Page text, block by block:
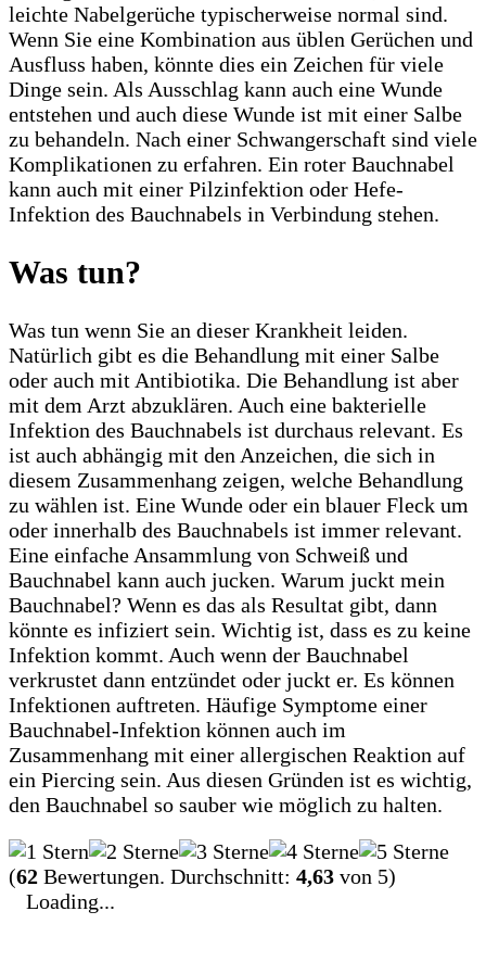
leichte Nabelgerüche typischerweise normal sind.
Wenn Sie eine Kombination aus üblen Gerüchen und
Ausfluss haben, könnte dies ein Zeichen für viele
Dinge sein. Als Ausschlag kann auch eine Wunde
entstehen und auch diese Wunde ist mit einer Salbe
zu behandeln. Nach einer Schwangerschaft sind viele
Komplikationen zu erfahren. Ein roter Bauchnabel
kann auch mit einer Pilzinfektion oder Hefe-
Infektion des Bauchnabels in Verbindung stehen.
Was tun?
Was tun wenn Sie an dieser Krankheit leiden.
Natürlich gibt es die Behandlung mit einer Salbe
oder auch mit Antibiotika. Die Behandlung ist aber
mit dem Arzt abzuklären. Auch eine bakterielle
Infektion des Bauchnabels ist durchaus relevant. Es
ist auch abhängig mit den Anzeichen, die sich in
diesem Zusammenhang zeigen, welche Behandlung
zu wählen ist. Eine Wunde oder ein blauer Fleck um
oder innerhalb des Bauchnabels ist immer relevant.
Eine einfache Ansammlung von Schweiß und
Bauchnabel kann auch jucken. Warum juckt mein
Bauchnabel? Wenn es das als Resultat gibt, dann
könnte es infiziert sein. Wichtig ist, dass es zu keine
Infektion kommt. Auch wenn der Bauchnabel
verkrustet dann entzündet oder juckt er. Es können
Infektionen auftreten. Häufige Symptome einer
Bauchnabel-Infektion können auch im
Zusammenhang mit einer allergischen Reaktion auf
ein Piercing sein. Aus diesen Gründen ist es wichtig,
den Bauchnabel so sauber wie möglich zu halten.
(62 Bewertungen. Durchschnitt: 4,63 von 5)
Loading...